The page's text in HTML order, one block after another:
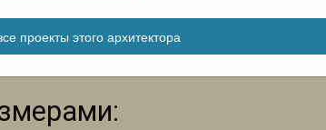
проекты этого архитектора